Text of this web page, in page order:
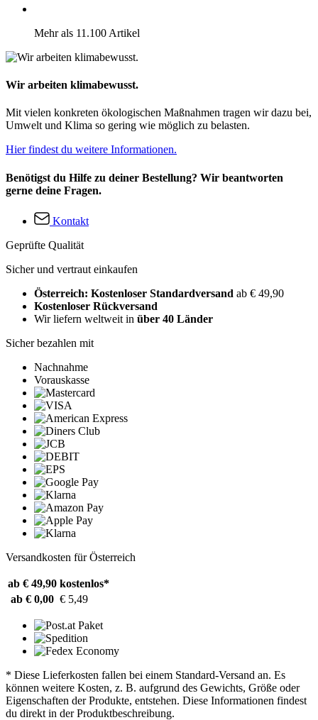
Mehr als 11.100 Artikel
Wir arbeiten klimabewusst.
Mit vielen konkreten ökologischen Maßnahmen tragen wir dazu bei,
Umwelt und Klima so gering wie möglich zu belasten.
Hier findest du weitere Informationen.
Benötigst du Hilfe zu deiner Bestellung? Wir beantworten
gerne deine Fragen.
Kontakt
Geprüfte Qualität
Sicher und vertraut einkaufen
Österreich: Kostenloser Standardversand ab € 49,90
Kostenloser Rückversand
Wir liefern weltweit in über 40 Länder
Sicher bezahlen mit
Nachnahme
Vorauskasse
Versandkosten für Österreich
ab € 49,90 kostenlos*
ab € 0,00 € 5,49
* Diese Lieferkosten fallen bei einem Standard-Versand an. Es
können weitere Kosten, z. B. aufgrund des Gewichts, Größe oder
Eigenschaften der Produkte, entstehen. Diese Informationen findest
du direkt in der Produktbeschreibung.